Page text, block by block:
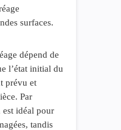
surfaces.
dépend de
l’état initial du
prévu et
Par
est idéal pour
tandis